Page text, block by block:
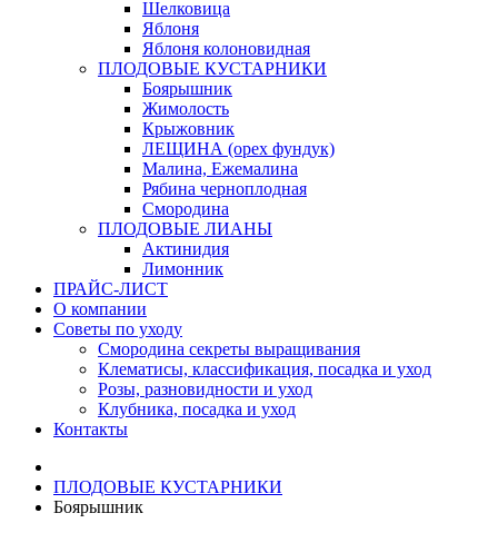
Шелковица
Яблоня
Яблоня колоновидная
ПЛОДОВЫЕ КУСТАРНИКИ
Боярышник
Жимолость
Крыжовник
ЛЕЩИНА (орех фундук)
Малина, Ежемалина
Рябина черноплодная
Смородина
ПЛОДОВЫЕ ЛИАНЫ
Актинидия
Лимонник
ПРАЙС-ЛИСТ
О компании
Советы по уходу
Смородина секреты выращивания
Клематисы, классификация, посадка и уход
Розы, разновидности и уход
Клубника, посадка и уход
Контакты
ПЛОДОВЫЕ КУСТАРНИКИ
Боярышник